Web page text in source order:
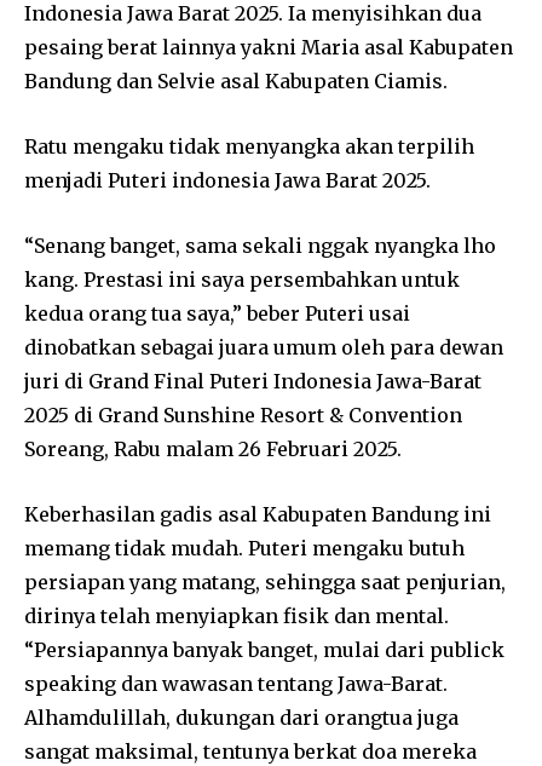
Indonesia Jawa Barat 2025. Ia menyisihkan dua
pesaing berat lainnya yakni Maria asal Kabupaten
Bandung dan Selvie asal Kabupaten Ciamis.
Ratu mengaku tidak menyangka akan terpilih
menjadi Puteri indonesia Jawa Barat 2025.
“Senang banget, sama sekali nggak nyangka lho
kang. Prestasi ini saya persembahkan untuk
kedua orang tua saya,” beber Puteri usai
dinobatkan sebagai juara umum oleh para dewan
juri di Grand Final Puteri Indonesia Jawa-Barat
2025 di Grand Sunshine Resort & Convention
Soreang, Rabu malam 26 Februari 2025.
Keberhasilan gadis asal Kabupaten Bandung ini
memang tidak mudah. Puteri mengaku butuh
persiapan yang matang, sehingga saat penjurian,
dirinya telah menyiapkan fisik dan mental.
“Persiapannya banyak banget, mulai dari publick
speaking dan wawasan tentang Jawa-Barat.
Alhamdulillah, dukungan dari orangtua juga
sangat maksimal, tentunya berkat doa mereka